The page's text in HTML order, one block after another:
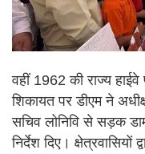
वहीं 1962 की राज्य
शिकायत पर डीएम ने
सचिव लोनिवि से सड़क
निर्देश दिए। क्षेत्रवासियों